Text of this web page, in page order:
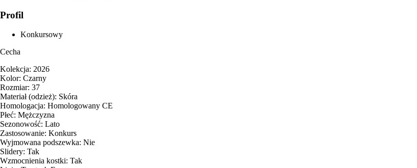
Profil
Konkursowy
Cecha
Kolekcja: 2026
Kolor: Czarny
Rozmiar: 37
Materiał (odzież): Skóra
Homologacja: Homologowany CE
Płeć: Mężczyzna
Sezonowość: Lato
Zastosowanie: Konkurs
Wyjmowana podszewka: Nie
Slidery: Tak
Wzmocnienia kostki: Tak